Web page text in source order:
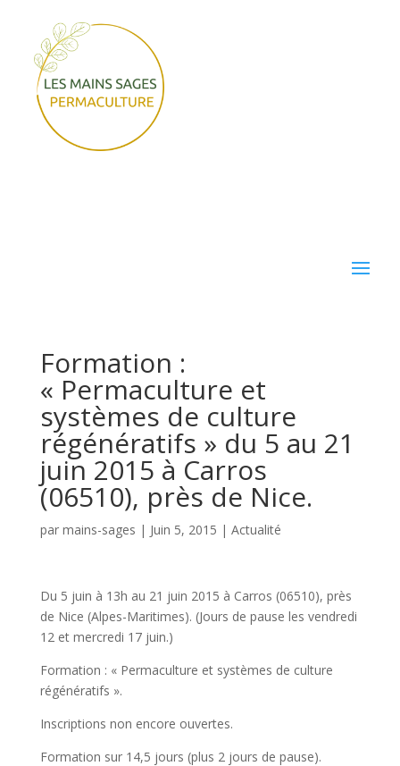
Formation :
« Permaculture et
systèmes de culture
régénératifs » du 5 au 21
juin 2015 à Carros
(06510), près de Nice.
par mains-sages | Juin 5, 2015 | Actualité
Du 5 juin à 13h au 21 juin 2015 à Carros (06510), près
de Nice (Alpes-Maritimes). (Jours de pause les vendredi
12 et mercredi 17 juin.)
Formation : « Permaculture et systèmes de culture
régénératifs ».
Inscriptions non encore ouvertes.
Formation sur 14,5 jours (plus 2 jours de pause).